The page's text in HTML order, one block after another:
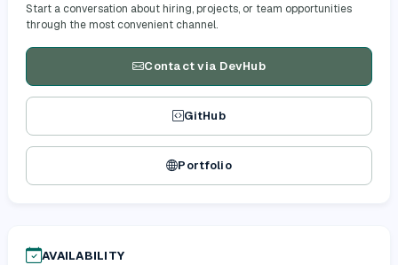
Start a conversation about hiring, projects, or team opportunities
through the most convenient channel.
Contact via DevHub
GitHub
Portfolio
AVAILABILITY